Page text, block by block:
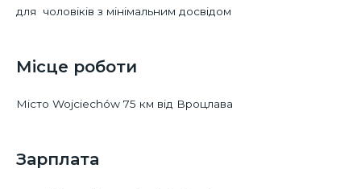
для чоловіків з мінімальним досвідом
Місце роботи​
Місто Wojciechów 75 км від Вроцлава
Зарплата